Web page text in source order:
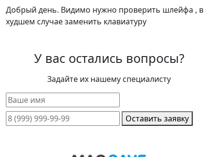
Добрый день. Видимо нужно проверить шлейфа , в
худшем случае заменить клавиатуру
У вас остались вопросы?
Задайте их нашему специалисту
Оставить заявку